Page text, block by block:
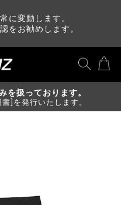
に変動します。
をお勧めします。
を扱っております。
]を発行いたします。